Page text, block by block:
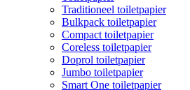
Traditioneel toiletpapier
Bulkpack toiletpapier
Compact toiletpapier
Coreless toiletpapier
Doprol toiletpapier
Jumbo toiletpapier
Smart One toiletpapier